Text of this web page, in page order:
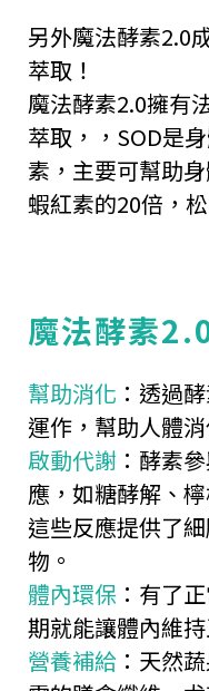
另外魔法酵素2.0
萃取！
魔法酵素2.0擁有
萃取，，SOD是
素，主要可幫助
蝦紅素的20倍，
魔法酵素
幫助消化 ：透過
運作，幫助人體
啟動代謝 ：酵素
應，如糖酵解、
這些反應提供了
物。
體內環保 ：有了
期就能讓體內維
營養補給 ：天然